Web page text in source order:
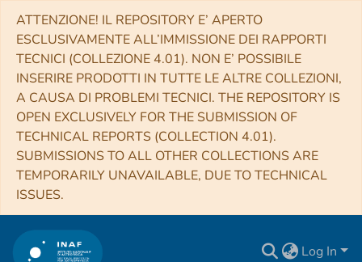
ATTENZIONE! IL REPOSITORY E’ APERTO
ESCLUSIVAMENTE ALL’IMMISSIONE DEI RAPPORTI
TECNICI (COLLEZIONE 4.01). NON E’ POSSIBILE
INSERIRE PRODOTTI IN TUTTE LE ALTRE COLLEZIONI,
A CAUSA DI PROBLEMI TECNICI. THE REPOSITORY IS
OPEN EXCLUSIVELY FOR THE SUBMISSION OF
TECHNICAL REPORTS (COLLECTION 4.01).
SUBMISSIONS TO ALL OTHER COLLECTIONS ARE
TEMPORARILY UNAVAILABLE, DUE TO TECHNICAL
ISSUES.
Log In